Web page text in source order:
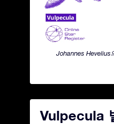
Johannes Hevelius
Vulpecula